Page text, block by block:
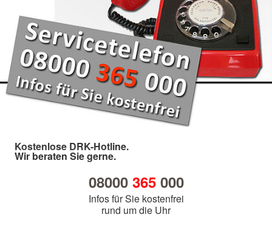
Kostenlose DRK-Hotline.
Wir beraten Sie gerne.
08000 365000
Infos für Sie kostenfrei
rund um die Uhr